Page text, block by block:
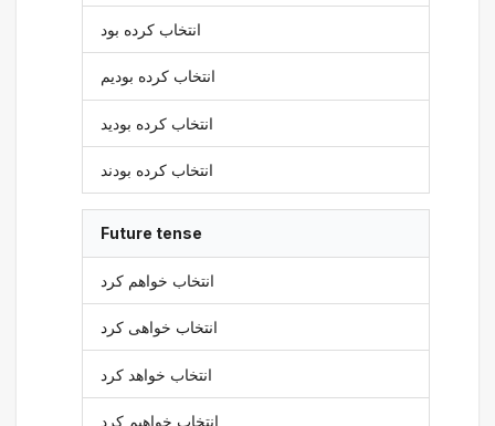
انتخاب کرده بود
انتخاب کرده بودیم
انتخاب کرده بودید
انتخاب کرده بودند
Future tense
انتخاب خواهم کرد
انتخاب خواهی کرد
انتخاب خواهد کرد
انتخاب خواهیم کرد